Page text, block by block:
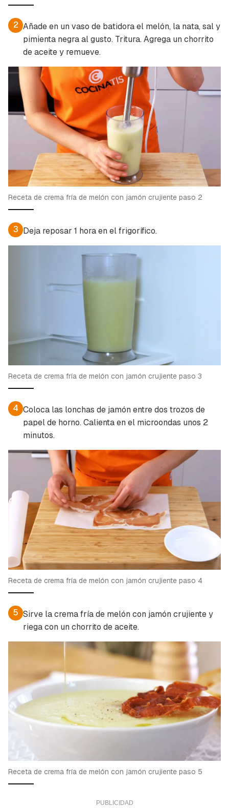
2 Añade en un vaso de batidora el melón, la nata, sal y
pimienta negra al gusto. Tritura. Agrega un chorrito
de aceite y remueve.
Receta de crema fría de melón con jamón crujiente paso 2
3 Deja reposar 1 hora en el frigorífico.
Receta de crema fría de melón con jamón crujiente paso 3
4 Coloca las lonchas de jamón entre dos trozos de
papel de horno. Calienta en el microondas unos 2
minutos.
Receta de crema fría de melón con jamón crujiente paso 4
5 Sirve la crema fría de melón con jamón crujiente y
riega con un chorrito de aceite.
Receta de crema fría de melón con jamón crujiente paso 5